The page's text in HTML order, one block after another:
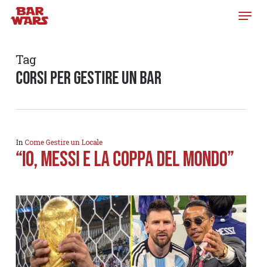
Skip
content
Tag
corsi per gestire un bar
In Come Gestire un Locale
“Io, Messi e la Coppa del Mondo”